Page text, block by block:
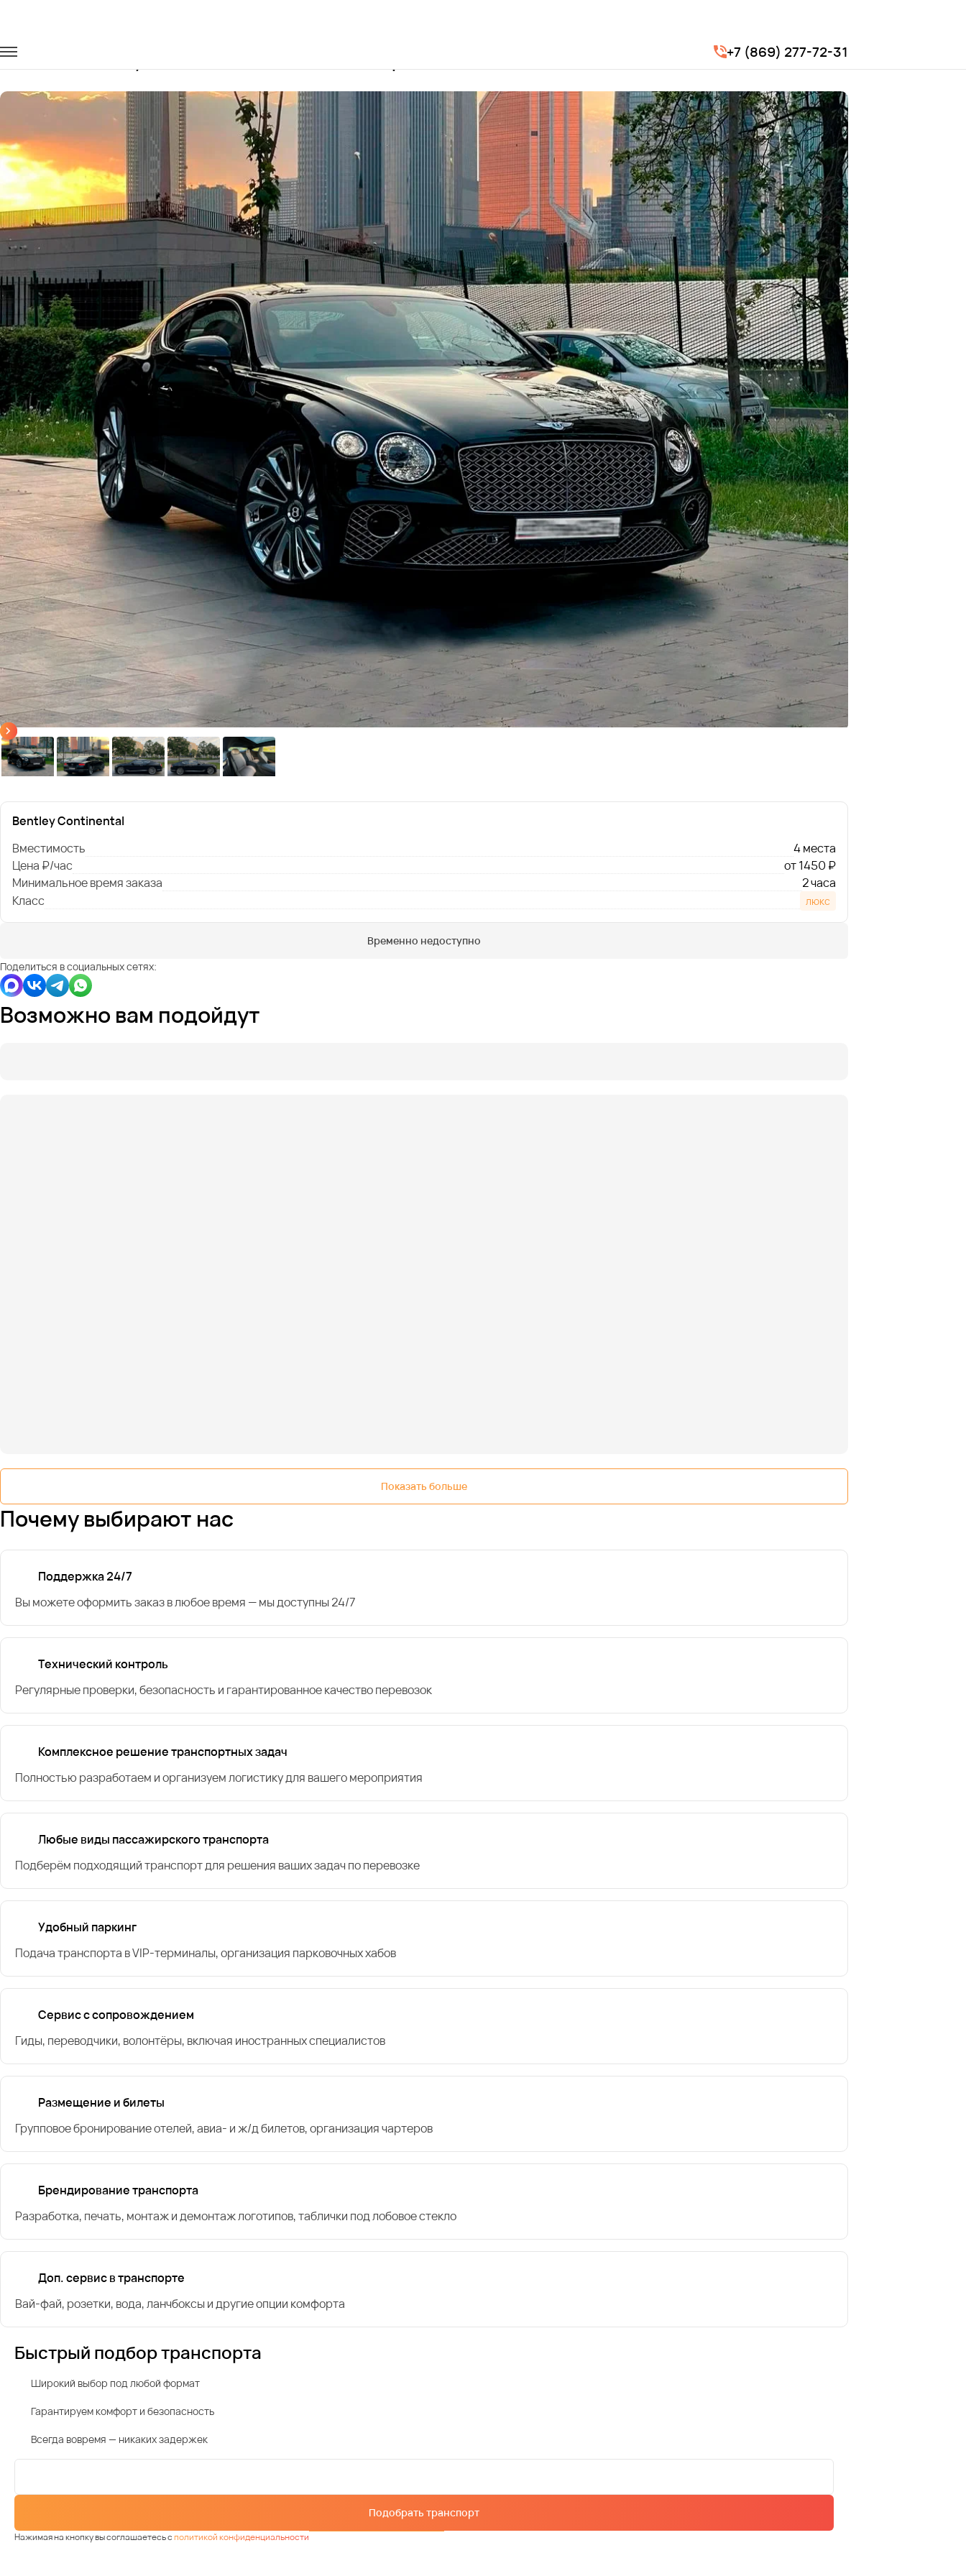
+7 (869) 277-72-31
Заказать Bentley Continental с водителем в Керчи
Bentley Continental
Вместимость
4 места
Цена ₽/час
от 1450 ₽
Минимальное время заказа
2 часа
Класс
люкс
Временно недоступно
Поделиться в социальных сетях:
Возможно вам подойдут
Показать больше
Почему выбирают нас
Поддержка 24/7
Вы можете оформить заказ в любое время — мы доступны 24/7
Технический контроль
Регулярные проверки, безопасность и гарантированное качество перевозок
Комплексное решение транспортных задач
Полностью разработаем и организуем логистику для вашего мероприятия
Любые виды пассажирского транспорта
Подберём подходящий транспорт для решения ваших задач по перевозке
Удобный паркинг
Подача транспорта в VIP-терминалы, организация парковочных хабов
Сервис с сопровождением
Гиды, переводчики, волонтёры, включая иностранных специалистов
Размещение и билеты
Групповое бронирование отелей, авиа- и ж/д билетов, организация чартеров
Брендирование транспорта
Разработка, печать, монтаж и демонтаж логотипов, таблички под лобовое стекло
Доп. сервис в транспорте
Вай-фай, розетки, вода, ланчбоксы и другие опции комфорта
Быстрый подбор транспорта
Широкий выбор под любой формат
Гарантируем комфорт и безопасность
Всегда вовремя — никаких задержек
Подобрать транспорт
Нажимая на кнопку вы соглашаетесь сполитикой конфиденциальности